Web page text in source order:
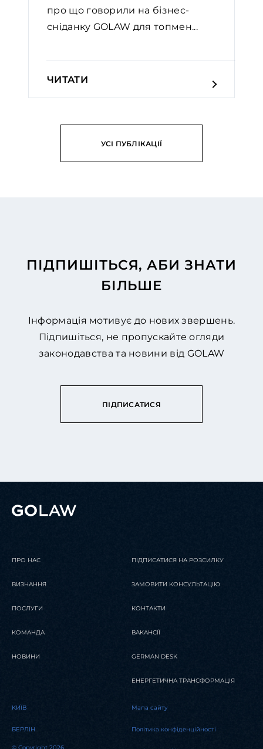
про що говорили на бізнес-
сніданку GOLAW для топмен...
ЧИТАТИ
УСІ ПУБЛІКАЦІЇ
ПІДПИШІТЬСЯ, АБИ ЗНАТИ
БІЛЬШЕ
Інформація мотивує до нових звершень.
Підпишіться, не пропускайте огляди
законодавства та новини від GOLAW
ПІДПИСАТИСЯ
ПРО НАС
ВИЗНАННЯ
ПОСЛУГИ
КОМАНДА
НОВИНИ
ПІДПИСАТИСЯ НА РОЗСИЛКУ
ЗАМОВИТИ КОНСУЛЬТАЦІЮ
КОНТАКТИ
ВАКАНСІЇ
GERMAN DESK
ЕНЕРГЕТИЧНА ТРАНСФОРМАЦІЯ
KИЇВ
БЕРЛІН
Мапа сайту
Політика конфіденційності